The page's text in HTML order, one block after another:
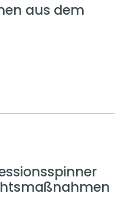
aus dem